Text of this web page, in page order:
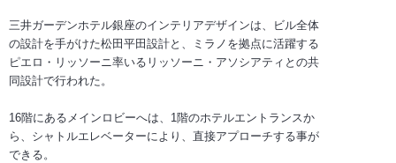
三井ガーデンホテル銀座のインテリアデザインは、ビル全体
の設計を手がけた松田平田設計と、ミラノを拠点に活躍する
ピエロ・リッソーニ率いるリッソーニ・アソシアティとの共
同設計で行われた。
16階にあるメインロビーへは、1階のホテルエントランスか
ら、シャトルエレベーターにより、直接アプローチする事が
できる。